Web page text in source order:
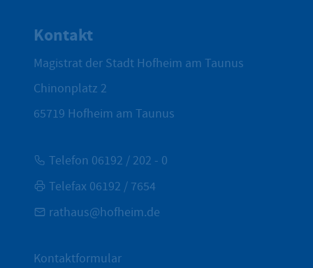
Kontakt
Magistrat der Stadt Hofheim am Taunus
Chinonplatz 2
65719 Hofheim am Taunus
Telefon 06192 / 202 - 0
Telefax 06192 / 7654
rathaus@hofheim.de
Kontaktformular